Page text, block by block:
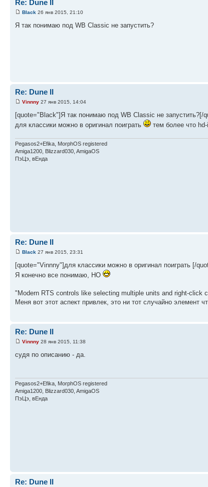
Re: Dune II
Black 26 янв 2015, 21:10
Я так понимаю под WB Classic не запустить?
Re: Dune II
Vinnny 27 янв 2015, 14:04
[quote="Black"]Я так понимаю под WB Classic не запустить?[/
для классики можно в оригинал поиграть
тем более что
Pegasos2+Efika, MorphOS registered
Amiga1200, Blizzard030, AmigaOS
ПэЦэ, вЕнда
Re: Dune II
Black 27 янв 2015, 23:31
[quote="Vinnny"]для классики можно в оригинал поиграть [/
Я конечно все понимаю, НО
"Modern RTS controls like selecting multiple units and right-click
Меня вот этот аспект привлек, это ни тот случайно
Re: Dune II
Vinnny 28 янв 2015, 11:38
судя по описанию - да.
Pegasos2+Efika, MorphOS registered
Amiga1200, Blizzard030, AmigaOS
ПэЦэ, вЕнда
Re: Dune II